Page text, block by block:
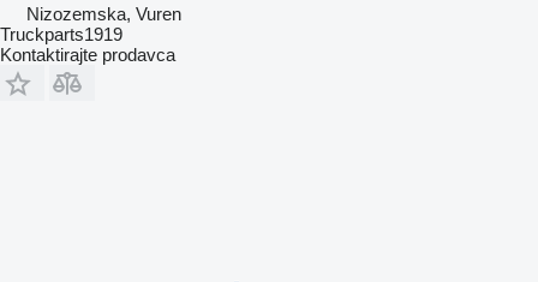
Nizozemska, Vuren
Truckparts1919
Kontaktirajte prodavca